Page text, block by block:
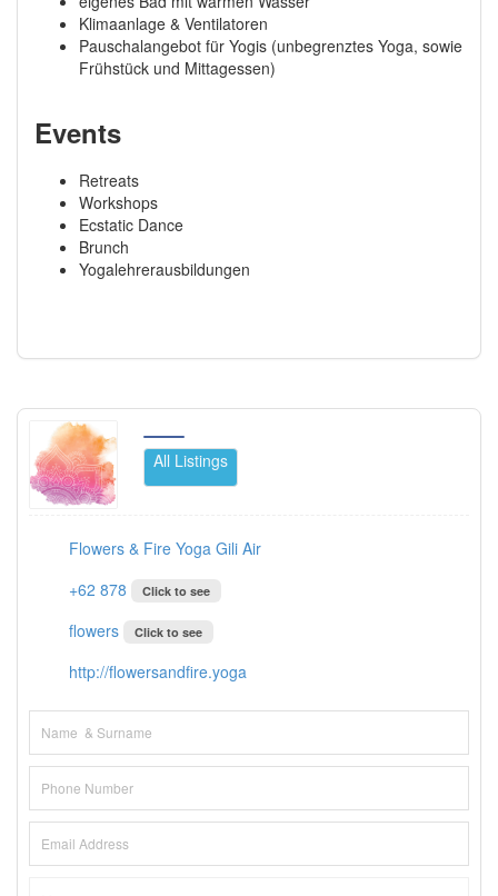
Klimaanlage & Ventilatoren
Pauschalangebot für Yogis (unbegrenztes Yoga, sowie
Frühstück und Mittagessen)
Events
Retreats
Workshops
Ecstatic Dance
Brunch
Yogalehrerausbildungen
All Listings
Flowers & Fire Yoga Gili Air
+62 878
Click to see
flowers Click to see
http://flowersandfire.yoga